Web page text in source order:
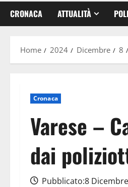
CRONACA ATTUALITÀ
Home 2024 Dicembre 8
Cronaca
Varese –
dai
Pubblicato:8